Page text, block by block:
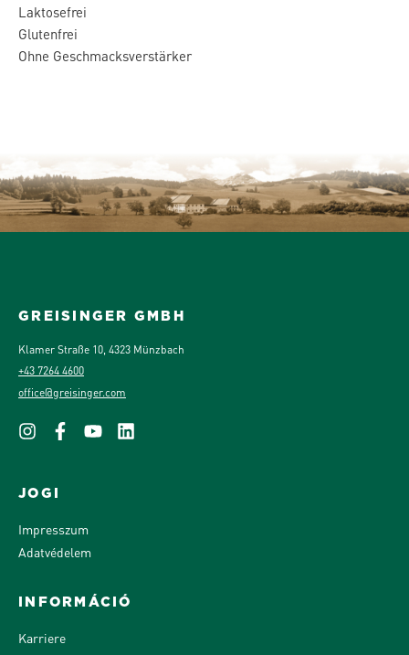
Laktosefrei
Glutenfrei
Ohne Geschmacksverstärker
GREISINGER GMBH
Klamer Straße 10, 4323 Münzbach
+43 7264 4600
office@greisinger.com
JOGI
Impresszum
Adatvédelem
INFORMÁCIÓ
Karriere